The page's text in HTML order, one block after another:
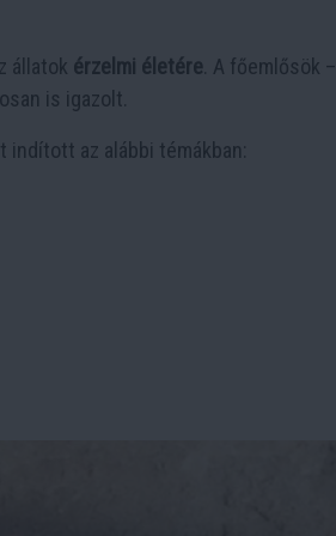
állatok érzelmi életére . A főemlősök –
is igazolt.
az alábbi témákban: